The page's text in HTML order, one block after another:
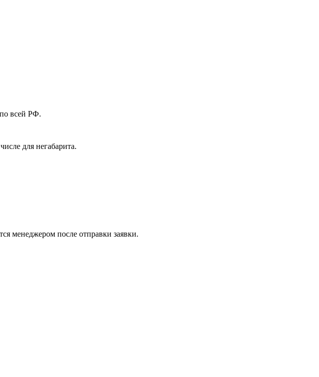
всей РФ.
для негабарита.
менеджером после отправки заявки.